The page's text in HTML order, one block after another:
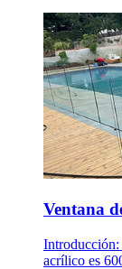
Ventana
Introducción:
acrílico es